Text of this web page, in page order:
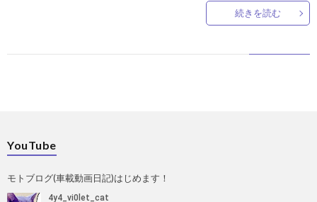
続きを読む
YouTube
モトブログ(車載動画日記)はじめます！